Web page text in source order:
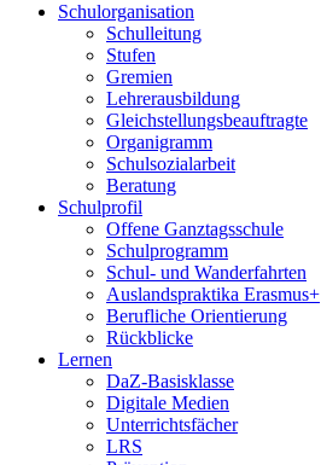
Schulorganisation
Schulleitung
Stufen
Gremien
Lehrerausbildung
Gleichstellungsbeauftragte
Organigramm
Schulsozialarbeit
Beratung
Schulprofil
Offene Ganztagsschule
Schulprogramm
Schul- und Wanderfahrten
Auslandspraktika Erasmus+
Berufliche Orientierung
Rückblicke
Lernen
DaZ-Basisklasse
Digitale Medien
Unterrichtsfächer
LRS